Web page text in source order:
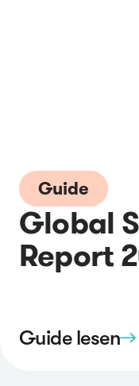
Guide
Global
Report
Guide lesen